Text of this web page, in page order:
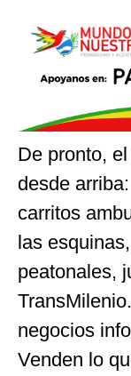
De pronto,
desde
carritos
las
peatonales,
negocios
Venden lo